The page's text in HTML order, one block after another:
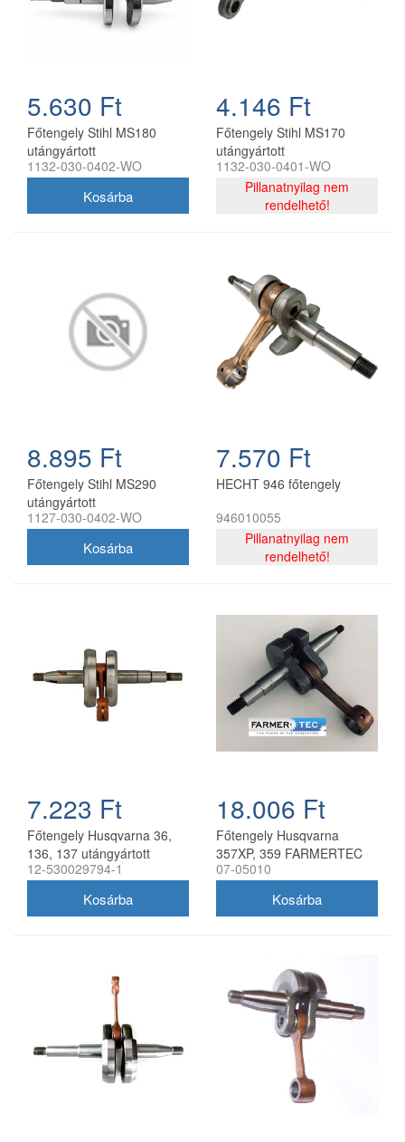
5.630 Ft
Főtengely Stihl MS180
utángyártott
1132-030-0402-WO
4.146 Ft
Főtengely Stihl MS170
utángyártott
1132-030-0401-WO
Pillanatnyilag nem
rendelhető!
8.895 Ft
Főtengely Stihl MS290
utángyártott
1127-030-0402-WO
7.570 Ft
HECHT 946 főtengely
946010055
Pillanatnyilag nem
rendelhető!
7.223 Ft
Főtengely Husqvarna 36,
136, 137 utángyártott
12-530029794-1
18.006 Ft
Főtengely Husqvarna
357XP, 359 FARMERTEC
07-05010